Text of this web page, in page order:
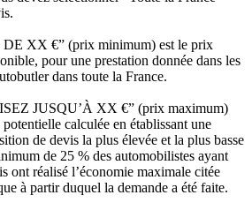
XX €” (prix minimum) est le prix
pour une prestation donnée dans les
dans toute la France.
JUSQU’À XX €” (prix maximum)
calculée en établissant une
de devis la plus élevée et la plus basse
de 25 % des automobilistes ayant
ont réalisé l’économie maximale citée
à partir duquel la demande a été faite.